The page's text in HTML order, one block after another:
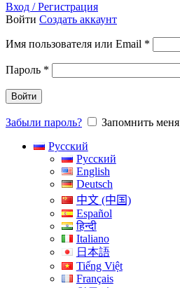
Вход / Регистрация
Войти Создать аккаунт
Имя пользователя или Email *
Пароль *
Войти
Забыли пароль?
Запомнить меня
Русский
Русский
English
Deutsch
中文 (中国)
Español
हिन्दी
Italiano
日本語
Tiếng Việt
Français